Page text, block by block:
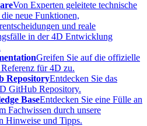
Von Experten geleitete technische
neue Funktionen,
und reale
in der 4D Entwicklung
Greifen Sie auf die offizielle
für 4D zu.
RepositoryEntdecken Sie das
GitHub Repository.
BaseEntdecken Sie eine Fülle an
Fachwissen durch unsere
Hinweise und Tipps.